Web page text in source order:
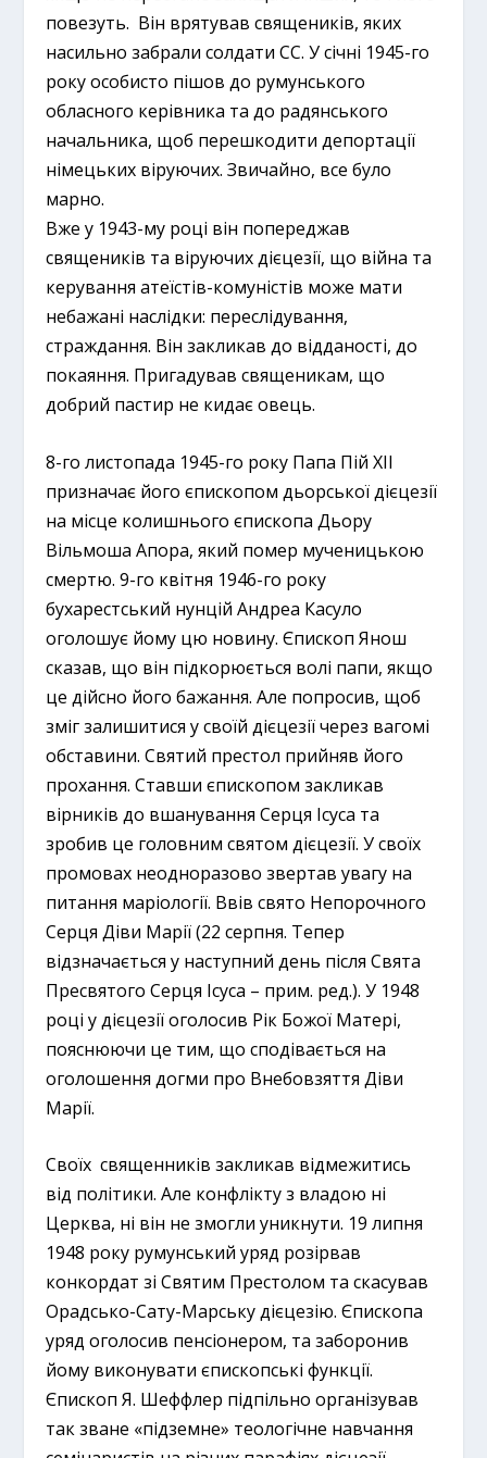
повезуть. Він врятував священиків, яких
насильно забрали солдати СС. У січні 1945-го
року особисто пішов до румунського
обласного керівника та до радянського
начальника, щоб перешкодити депортації
німецьких віруючих. Звичайно, все було
марно.
Вже у 1943-му році він попереджав
священиків та віруючих дієцезії, що війна та
керування атеїстів-комуністів може мати
небажані наслідки: переслідування,
страждання. Він закликав до відданості, до
покаяння. Пригадував священикам, що
добрий пастир не кидає овець.
8-го листопада 1945-го року Папа Пій ХІІ
призначає його єпископом дьорської дієцезії
на місце колишнього єпископа Дьору
Вільмоша Апора, який помер мученицькою
смертю. 9-го квітня 1946-го року
бухарестський нунцій Андреа Касуло
оголошує йому цю новину. Єпископ Янош
сказав, що він підкорюється волі папи, якщо
це дійсно його бажання. Але попросив, щоб
зміг залишитися у своїй дієцезії через вагомі
обставини. Святий престол прийняв його
прохання. Ставши єпископом закликав
вірників до вшанування Серця Ісуса та
зробив це головним святом дієцезії. У своїх
промовах неодноразово звертав увагу на
питання маріології. Ввів свято Непорочного
Серця Діви Марії (22 серпня. Тепер
відзначається у наступний день після Свята
Пресвятого Серця Ісуса – прим. ред.). У 1948
році у дієцезії оголосив Рік Божої Матері,
пояснюючи це тим, що сподівається на
оголошення догми про Внебовзяття Діви
Марії.
Своїх священників закликав відмежитись
від політики. Але конфлікту з владою ні
Церква, ні він не змогли уникнути. 19 липня
1948 року румунський уряд розірвав
конкордат зі Святим Престолом та скасував
Орадсько-Сату-Марську дієцезію. Єпископа
уряд оголосив пенсіонером, та заборонив
йому виконувати єпископські функції.
Єпископ Я. Шеффлер підпільно організував
так зване «підземне» теологічне навчання